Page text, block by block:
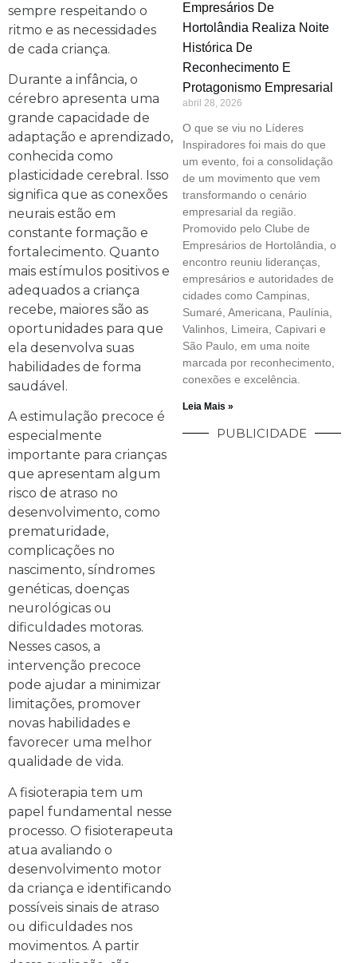
sempre respeitando o
ritmo e as necessidades
de cada criança.
Durante a infância, o
cérebro apresenta uma
grande capacidade de
adaptação e aprendizado,
conhecida como
plasticidade cerebral. Isso
significa que as conexões
neurais estão em
constante formação e
fortalecimento. Quanto
mais estímulos positivos e
adequados a criança
recebe, maiores são as
oportunidades para que
ela desenvolva suas
habilidades de forma
saudável.
A estimulação precoce é
especialmente
importante para crianças
que apresentam algum
risco de atraso no
desenvolvimento, como
prematuridade,
complicações no
nascimento, síndromes
genéticas, doenças
neurológicas ou
dificuldades motoras.
Nesses casos, a
intervenção precoce
pode ajudar a minimizar
limitações, promover
novas habilidades e
favorecer uma melhor
qualidade de vida.
A fisioterapia tem um
papel fundamental nesse
processo. O fisioterapeuta
atua avaliando o
desenvolvimento motor
da criança e identificando
possíveis sinais de atraso
ou dificuldades nos
movimentos. A partir
Empresários De
Hortolândia Realiza Noite
Histórica De
Reconhecimento E
Protagonismo Empresarial
abril 28, 2026
O que se viu no Líderes
Inspiradores foi mais do que
um evento, foi a consolidação
de um movimento que vem
transformando o cenário
empresarial da região.
Promovido pelo Clube de
Empresários de Hortolândia, o
encontro reuniu lideranças,
empresários e autoridades de
cidades como Campinas,
Sumaré, Americana, Paulínia,
Valinhos, Limeira, Capivari e
São Paulo, em uma noite
marcada por reconhecimento,
conexões e excelência.
Leia Mais »
PUBLICIDADE